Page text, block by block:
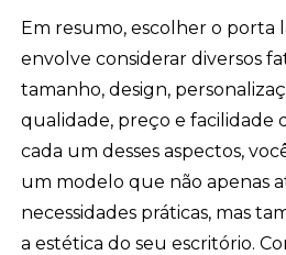
Em resumo, escolher o porta
envolve considerar diversos
tamanho, design,
qualidade, preço e facilidade
cada um desses aspectos,
um modelo que não apenas
necessidades práticas, mas
a estética do seu escritório.